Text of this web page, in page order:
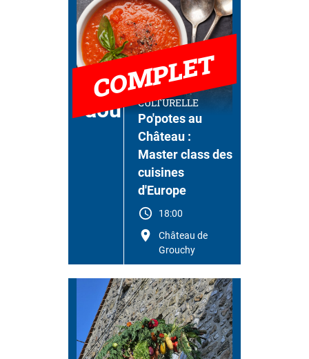
COMPLET
28
aoû
SAISON
CULTURELLE
Po'potes au
Château :
Master class des
cuisines
d'Europe
18:00
Château de
Grouchy